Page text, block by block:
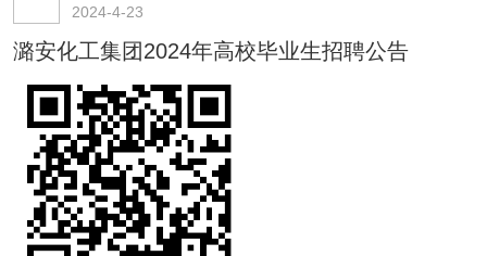
2024-4-23
潞安化工集团2024年高校毕业生招聘公告